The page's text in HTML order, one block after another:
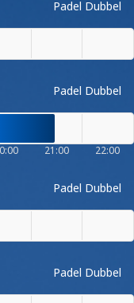
Padel Dubbel
Padel Dubbel
21:00 22:00
Padel Dubbel
Padel Dubbel